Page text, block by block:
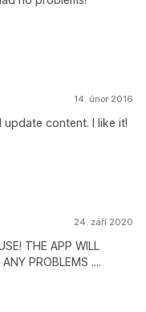
14. únor 2016
content. I like it!
24. září 2020
THE APP WILL
PROBLEMS ....